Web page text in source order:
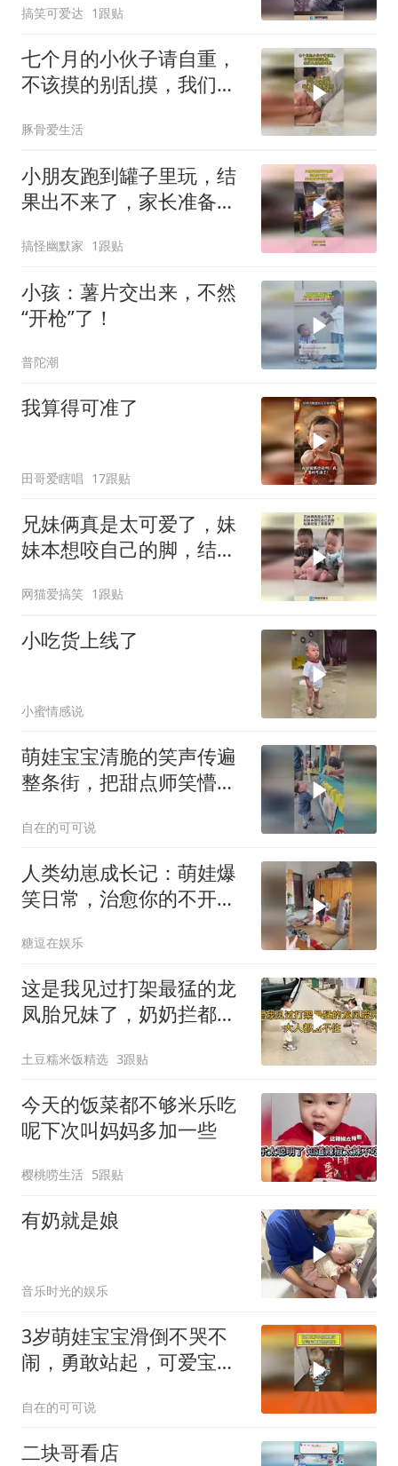
搞笑可爱达 1跟贴
七个月的小伙子请自重，
不该摸的别乱摸，我们只
豚骨爱生活
小朋友跑到罐子里玩，结
果出不来了，家长准备学
搞怪幽默家 1跟贴
小孩：薯片交出来，不然
“开枪”了！
普陀潮
我算得可准了
田哥爱瞎唱 17跟贴
兄妹俩真是太可爱了，妹
妹本想咬自己的脚，结果
网猫爱搞笑 1跟贴
小吃货上线了
小蜜情感说
萌娃宝宝清脆的笑声传遍
整条街，把甜点师笑懵
自在的可可说
人类幼崽成长记：萌娃爆
笑日常，治愈你的不开
糖逗在娱乐
这是我见过打架最猛的龙
凤胎兄妹了，奶奶拦都拦
土豆糯米饭精选 3跟贴
今天的饭菜都不够米乐吃
呢下次叫妈妈多加一些
樱桃唠生活 5跟贴
有奶就是娘
音乐时光的娱乐
3岁萌娃宝宝滑倒不哭不
闹，勇敢站起，可爱宝贝
自在的可可说
二块哥看店